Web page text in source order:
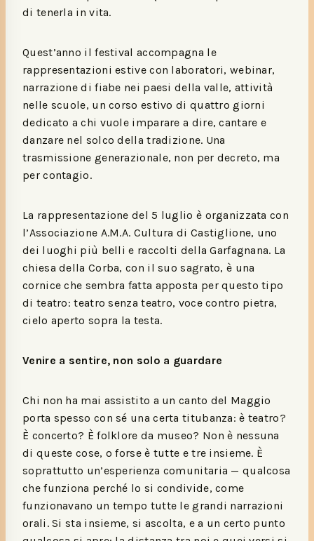
di tenerla in vita.
Quest’anno il festival accompagna le
rappresentazioni estive con laboratori, webinar,
narrazione di fiabe nei paesi della valle, attività
nelle scuole, un corso estivo di quattro giorni
dedicato a chi vuole imparare a dire, cantare e
danzare nel solco della tradizione. Una
trasmissione generazionale, non per decreto, ma
per contagio.
La rappresentazione del 5 luglio è organizzata con
l’Associazione A.M.A. Cultura di Castiglione, uno
dei luoghi più belli e raccolti della Garfagnana. La
chiesa della Corba, con il suo sagrato, è una
cornice che sembra fatta apposta per questo tipo
di teatro: teatro senza teatro, voce contro pietra,
cielo aperto sopra la testa.
Venire a sentire, non solo a guardare
Chi non ha mai assistito a un canto del Maggio
porta spesso con sé una certa titubanza: è teatro?
È concerto? È folklore da museo? Non è nessuna
di queste cose, o forse è tutte e tre insieme. È
soprattutto un’esperienza comunitaria — qualcosa
che funziona perché lo si condivide, come
funzionavano un tempo tutte le grandi narrazioni
orali. Si sta insieme, si ascolta, e a un certo punto